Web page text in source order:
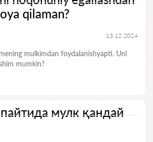
qilaman?
13.12.2024
mulkimdan foydalanishyapti. Uni
mumkin?
мулк қандай